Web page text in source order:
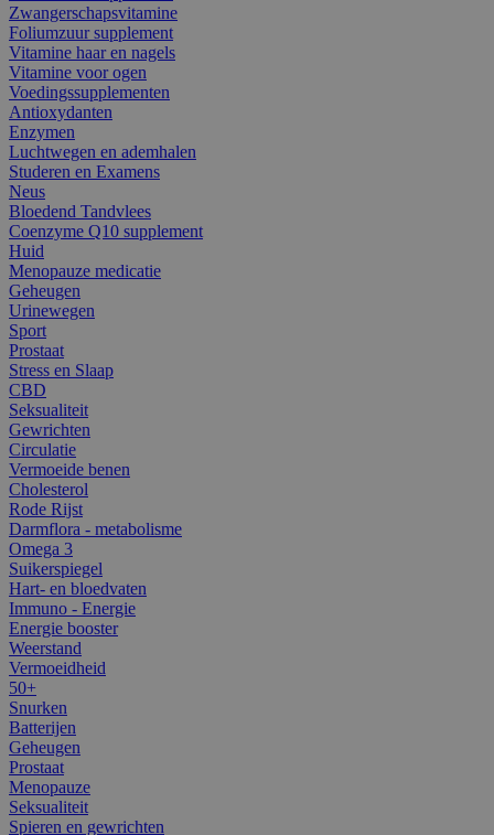
Zwangerschapsvitamine
Foliumzuur supplement
Vitamine haar en nagels
Vitamine voor ogen
Voedingssupplementen
Antioxydanten
Enzymen
Luchtwegen en ademhalen
Studeren en Examens
Neus
Bloedend Tandvlees
Coenzyme Q10 supplement
Huid
Menopauze medicatie
Geheugen
Urinewegen
Sport
Prostaat
Stress en Slaap
CBD
Seksualiteit
Gewrichten
Circulatie
Vermoeide benen
Cholesterol
Rode Rijst
Darmflora - metabolisme
Omega 3
Suikerspiegel
Hart- en bloedvaten
Immuno - Energie
Energie booster
Weerstand
Vermoeidheid
50+
Snurken
Batterijen
Geheugen
Prostaat
Menopauze
Seksualiteit
Spieren en gewrichten